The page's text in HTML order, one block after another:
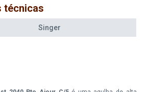
técnicas
Singer